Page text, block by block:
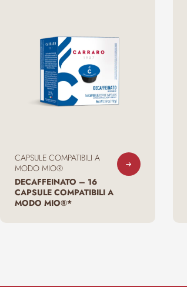
CAPSULE COMPATIBILI A
MODO MIO®
DECAFFEINATO – 16
CAPSULE COMPATIBILI A
MODO MIO®*